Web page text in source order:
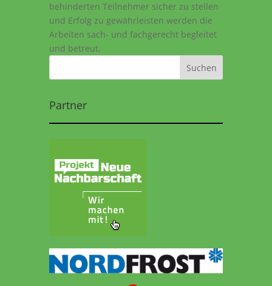
behinderten Teilnehmer sicher zu stellen
und Erfolg zu gewährleisten werden die
Arbeiten sach- und fachgerecht begleitet
und betreut.
Partner